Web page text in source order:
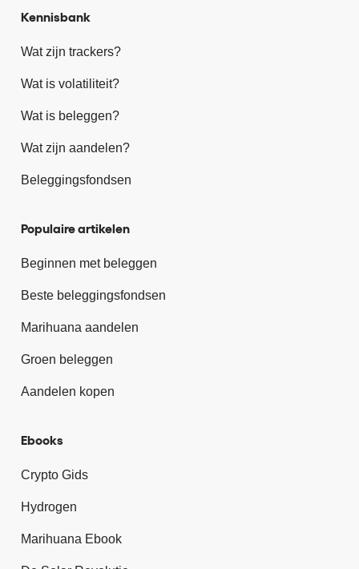
Kennisbank
Wat zijn trackers?
Wat is volatiliteit?
Wat is beleggen?
Wat zijn aandelen?
Beleggingsfondsen
Populaire artikelen
Beginnen met beleggen
Beste beleggingsfondsen
Marihuana aandelen
Groen beleggen
Aandelen kopen
Ebooks
Crypto Gids
Hydrogen
Marihuana Ebook